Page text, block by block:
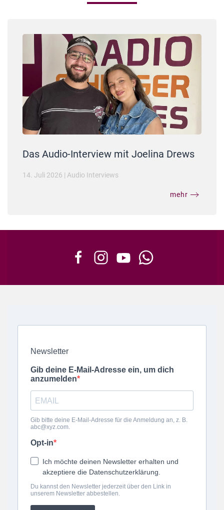
Das Audio-Interview mit Joelina Drews
14. Juli 2026 | Audio Interviews
mehr